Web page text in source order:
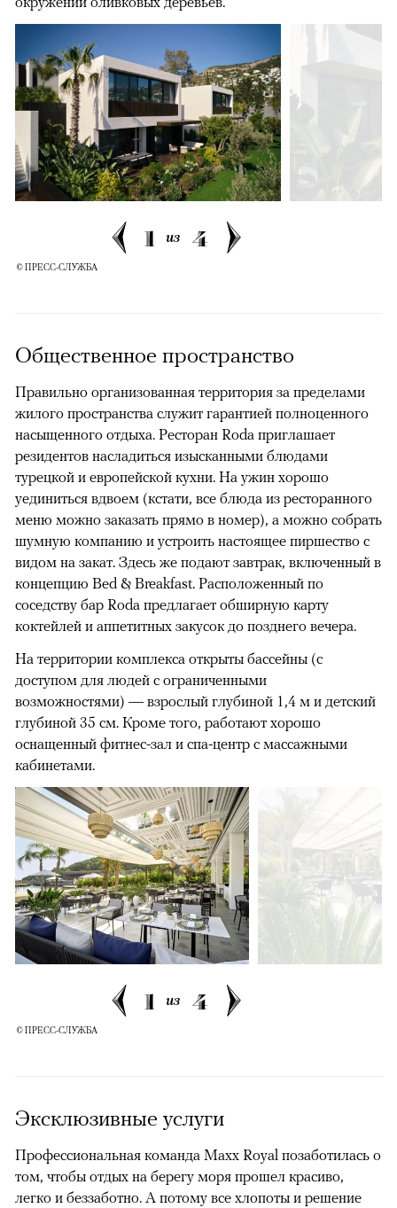
1 из 4
© ПРЕСС-СЛУЖБА
Общественное пространство
Правильно организованная территория за пределами
жилого пространства служит гарантией полноценного
насыщенного отдыха. Ресторан Roda приглашает
резидентов насладиться изысканными блюдами
турецкой и европейской кухни. На ужин хорошо
уединиться вдвоем (кстати, все блюда из ресторанного
меню можно заказать прямо в номер), а можно собрать
шумную компанию и устроить настоящее пиршество с
видом на закат. Здесь же подают завтрак, включенный в
концепцию Bed & Breakfast. Расположенный по
соседству бар Roda предлагает обширную карту
коктейлей и аппетитных закусок до позднего вечера.
На территории комплекса открыты бассейны (с
доступом для людей с ограниченными
возможностями) — взрослый глубиной 1,4 м и детский
глубиной 35 см. Кроме того, работают хорошо
оснащенный фитнес-зал и спа-центр с массажными
кабинетами.
1 из 4
© ПРЕСС-СЛУЖБА
Эксклюзивные услуги
Профессиональная команда Maxx Royal позаботилась о
том, чтобы отдых на берегу моря прошел красиво,
легко и беззаботно. А потому все хлопоты и решение